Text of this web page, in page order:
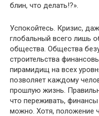
блин, что делать!?».
Успокойтесь. Кризис,
глобальный всего лишь
общества. Общества
строительства
пирамидищ на всех
позволяет каждому
прошлую жизнь.
что переживать,
можно. Хотя, положение